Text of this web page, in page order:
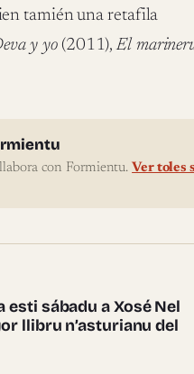
tamién una retafila
y yo (2011),El
con Formientu. Ver toles
pieces
sábadu a Xosé Nel
llibru n’asturianu del